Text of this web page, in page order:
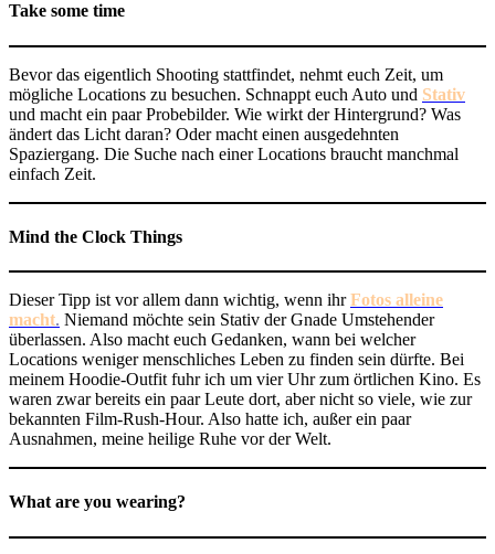
Take some time
Bevor das eigentlich Shooting stattfindet, nehmt euch Zeit, um
mögliche Locations zu besuchen. Schnappt euch Auto und Stativ
und macht ein paar Probebilder. Wie wirkt der Hintergrund? Was
ändert das Licht daran? Oder macht einen ausgedehnten
Spaziergang. Die Suche nach einer Locations braucht manchmal
einfach Zeit.
Mind the Clock Things
Dieser Tipp ist vor allem dann wichtig, wenn ihrFotos alleine
macht. Niemand möchte sein Stativ der Gnade Umstehender
überlassen. Also macht euch Gedanken, wann bei welcher
Locations weniger menschliches Leben zu finden sein dürfte. Bei
meinem Hoodie-Outfit fuhr ich um vier Uhr zum örtlichen Kino. Es
waren zwar bereits ein paar Leute dort, aber nicht so viele, wie zur
bekannten Film-Rush-Hour. Also hatte ich, außer ein paar
Ausnahmen, meine heilige Ruhe vor der Welt.
What are you wearing?